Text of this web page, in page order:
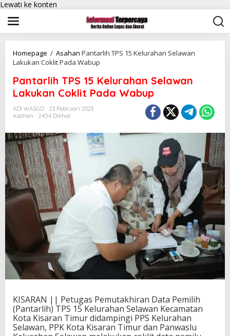
Lewati ke konten
Homepage / Asahan Pantarlih TPS 15 Kelurahan Selawan
Lakukan Coklit Pada Wabup
Pantarlih TPS 15 Kelurahan Selawan
Lakukan Coklit Pada Wabup
ADI WASGO
23 Februari 2023
Asahan
2454 Dilihat
KISARAN || Petugas Pemutakhiran Data Pemilih
(Pantarlih) TPS 15 Kelurahan Selawan Kecamatan
Kota Kisaran Timur didampingi PPS Kelurahan
Selawan, PPK Kota Kisaran Timur dan Panwaslu